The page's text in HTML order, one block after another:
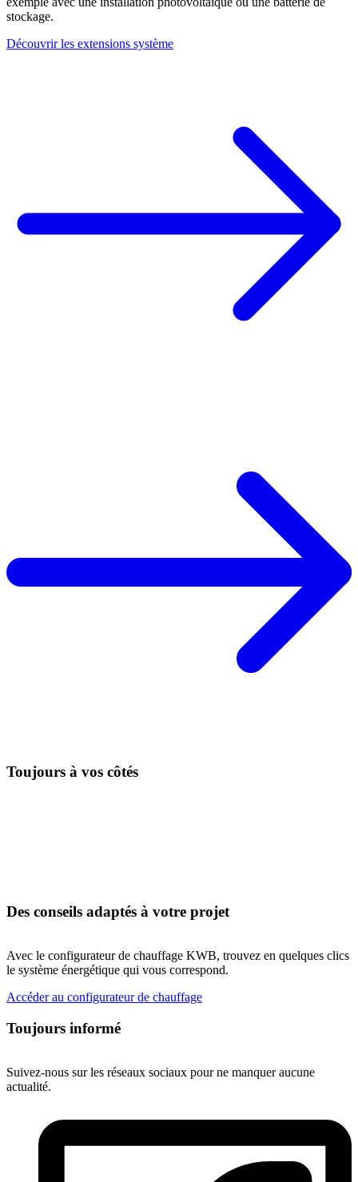
stockage.
Découvrir les extensions système
Toujours à vos côtés
Des conseils adaptés à votre projet
Avec le configurateur de chauffage KWB, trouvez en quelques clics
le système énergétique qui vous correspond.
Accéder au configurateur de chauffage
Toujours informé
Suivez-nous sur les réseaux sociaux pour ne manquer aucune
actualité.